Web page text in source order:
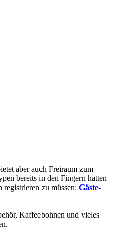
aber auch Freiraum zum
bereits in den Fingern hatten
zu müssen: Gäste-
Kaffeebohnen und vieles